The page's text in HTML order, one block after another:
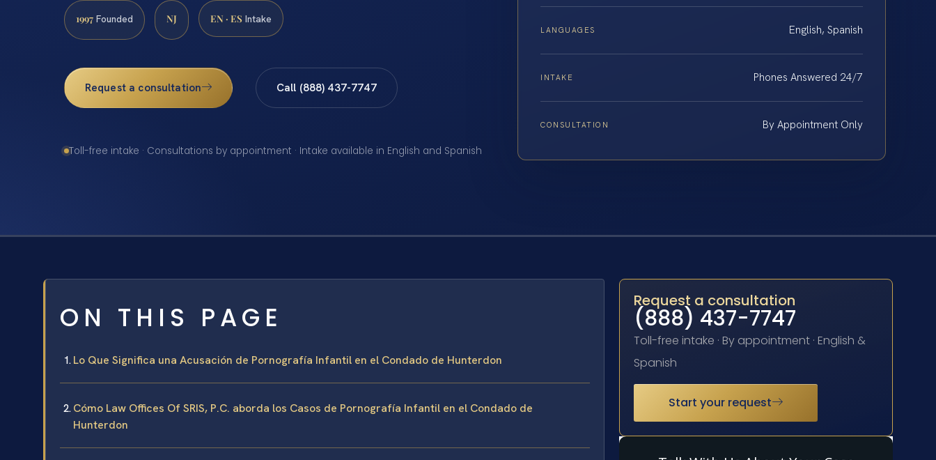
1997 Founded NJ EN · ES Intake
Request a consultation Call (888) 437-7747
Toll-free intake · Consultations by appointment · Intake available in English and Spanish
LANGUAGES English, Spanish
INTAKE Phones Answered 24/7
CONSULTATION By Appointment Only
ON THIS PAGE
Lo Que Significa una Acusación de Pornografía Infantil en el Condado de Hunterdon
Cómo Law Offices Of SRIS, P.C. aborda los Casos de Pornografía Infantil en el Condado de
Hunterdon
Request a consultation
(888) 437-7747
Toll-free intake · By appointment · English &
Spanish
Start your request